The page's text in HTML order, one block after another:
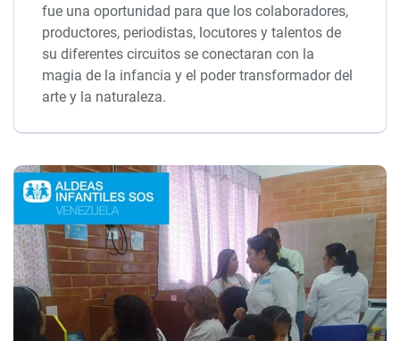
fue una oportunidad para que los colaboradores,
productores, periodistas, locutores y talentos de
su diferentes circuitos se conectaran con la
magia de la infancia y el poder transformador del
arte y la naturaleza.